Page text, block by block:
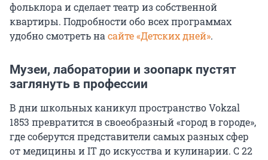
фольклора и сделает театр из собственной
квартиры. Подробности обо всех программах
удобно смотреть насайте «Детских дней».
Музеи, лаборатории и зоопарк пустят
заглянуть в профессии
В дни школьных каникул пространство Vokzal
1853 превратится в своеобразный «город в городе»,
где соберутся представители самых разных сфер
от медицины и IT до искусства и кулинарии. С 22